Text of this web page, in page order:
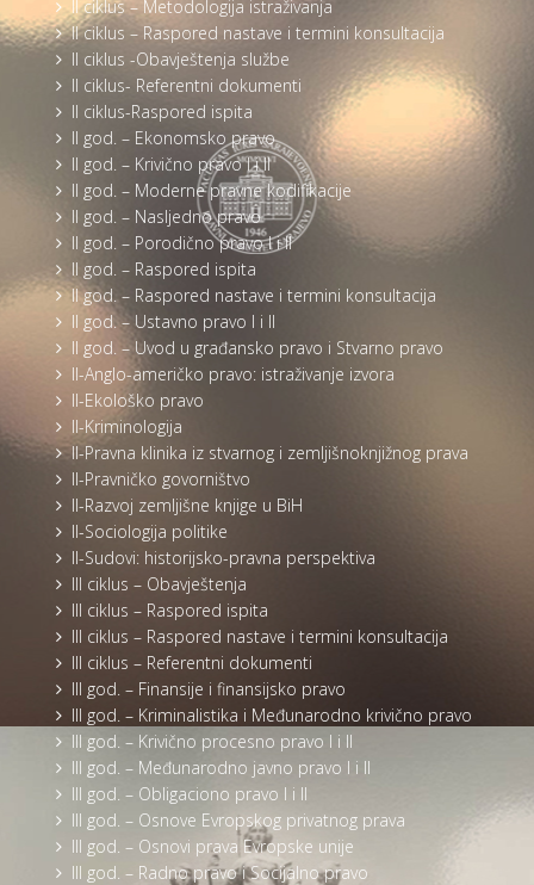
II ciklus – Metodologija istraživanja
II ciklus – Raspored nastave i termini konsultacija
II ciklus -Obavještenja službe
II ciklus- Referentni dokumenti
II ciklus-Raspored ispita
II god. – Ekonomsko pravo
II god. – Krivično pravo I i II
II god. – Moderne pravne kodifikacije
II god. – Nasljedno pravo
II god. – Porodično pravo I i II
II god. – Raspored ispita
II god. – Raspored nastave i termini konsultacija
II god. – Ustavno pravo I i II
II god. – Uvod u građansko pravo i Stvarno pravo
II-Anglo-američko pravo: istraživanje izvora
II-Ekološko pravo
II-Kriminologija
II-Pravna klinika iz stvarnog i zemljišnoknjižnog prava
II-Pravničko govorništvo
II-Razvoj zemljišne knjige u BiH
II-Sociologija politike
II-Sudovi: historijsko-pravna perspektiva
III ciklus – Obavještenja
III ciklus – Raspored ispita
III ciklus – Raspored nastave i termini konsultacija
III ciklus – Referentni dokumenti
III god. – Finansije i finansijsko pravo
III god. – Kriminalistika i Međunarodno krivično pravo
III god. – Krivično procesno pravo I i II
III god. – Međunarodno javno pravo I i II
III god. – Obligaciono pravo I i II
III god. – Osnove Evropskog privatnog prava
III god. – Osnovi prava Evropske unije
III god. – Radno pravo i Socijalno pravo